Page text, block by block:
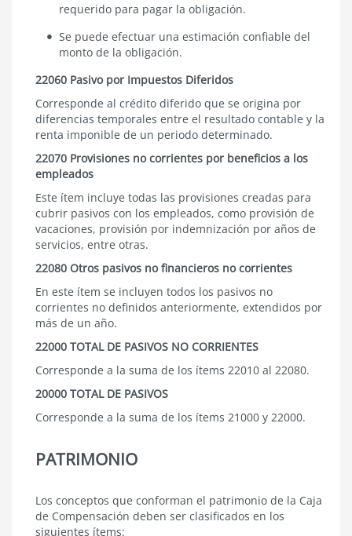
requerido para pagar la obligación.
Se puede efectuar una estimación confiable del
monto de la obligación.
22060 Pasivo por Impuestos Diferidos
Corresponde al crédito diferido que se origina por
diferencias temporales entre el resultado contable y la
renta imponible de un periodo determinado.
22070 Provisiones no corrientes por beneficios a los
empleados
Este ítem incluye todas las provisiones creadas para
cubrir pasivos con los empleados, como provisión de
vacaciones, provisión por indemnización por años de
servicios, entre otras.
22080 Otros pasivos no financieros no corrientes
En este ítem se incluyen todos los pasivos no
corrientes no definidos anteriormente, extendidos por
más de un año.
22000 TOTAL DE PASIVOS NO CORRIENTES
Corresponde a la suma de los ítems 22010 al 22080.
20000 TOTAL DE PASIVOS
Corresponde a la suma de los ítems 21000 y 22000.
PATRIMONIO
Los conceptos que conforman el patrimonio de la Caja
de Compensación deben ser clasificados en los
siguientes ítems: